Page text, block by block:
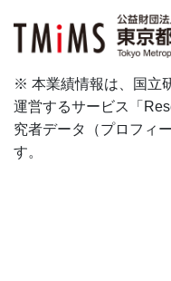
※ 本業績情報は、国立
運営するサービス「
究者データ（プロフィ
す。